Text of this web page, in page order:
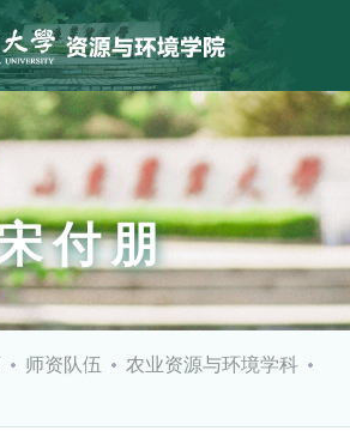
付朋
师资队伍
农业资源与环境学科